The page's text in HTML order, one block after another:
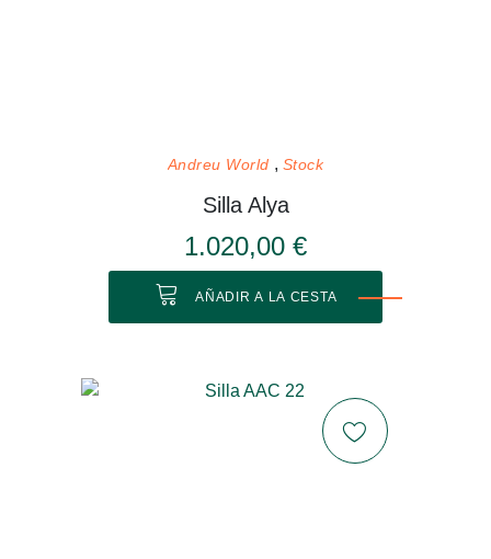
Andreu World Stock
Silla Alya
1.020,00 €
AÑADIR A LA CESTA